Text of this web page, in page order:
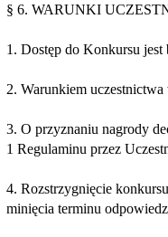
§ 6. WARUNKI
1. Dostęp do Konkursu jest
2. Warunkiem
3. O przyznaniu nagrody
1 Regulaminu przez
4. Rozstrzygnięcie
minięcia terminu